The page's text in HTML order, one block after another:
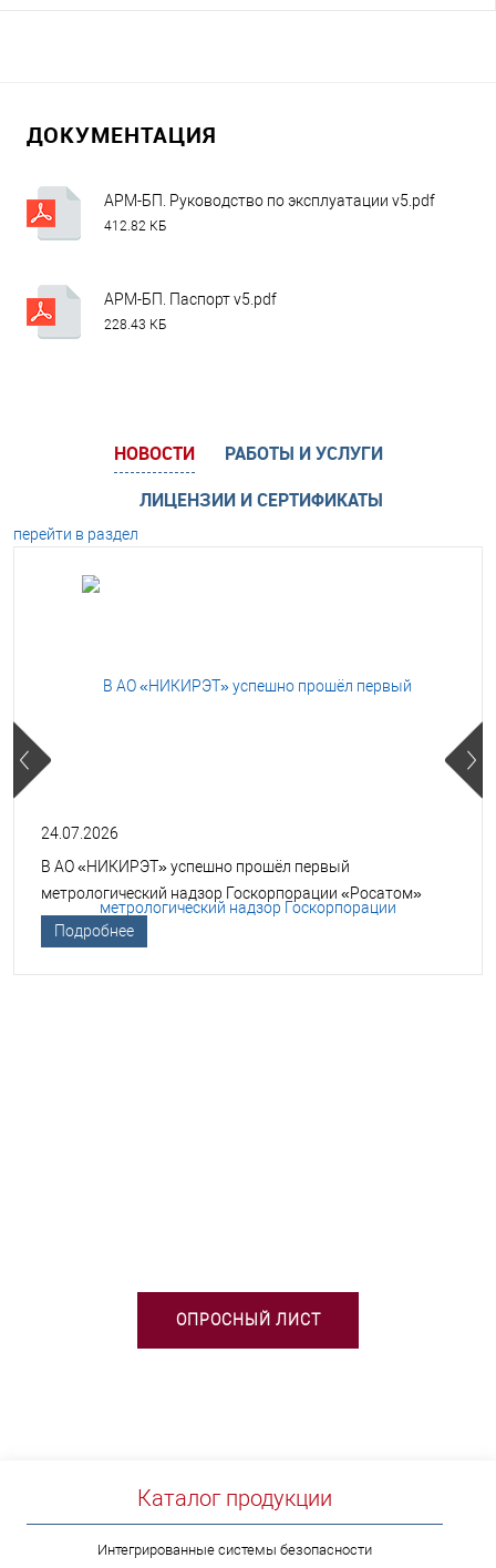
ДОКУМЕНТАЦИЯ
АРМ-БП. Руководство по эксплуатации v5.pdf
412.82 КБ
АРМ-БП. Паспорт v5.pdf
228.43 КБ
НОВОСТИ
РАБОТЫ И УСЛУГИ
ЛИЦЕНЗИИ И СЕРТИФИКАТЫ
перейти в раздел
24.07.2026
В АО «НИКИРЭТ» успешно прошёл первый
метрологический надзор Госкорпорации «Росатом»
Подробнее
ОПРОСНЫЙ ЛИСТ
Каталог продукции
Интегрированные системы безопасности